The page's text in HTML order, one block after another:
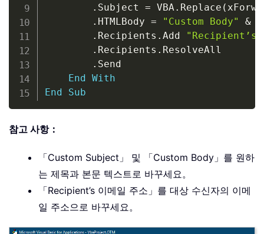
. Subject = VBA. Replace (
. HTMLBody = "Custom Body" &
. Recipients . Add
"Recipient’s
. Recipients . ResolveAll
. Send
End
With
End
Sub
참고 사항：
「Custom Subject」 및 「Custom Body」를 원하
는 제목과 본문 텍스트로 바꾸세요。
「Recipient’s 이메일 주소」를 대상 수신자의 이메
일 주소으로 바꾸세요。